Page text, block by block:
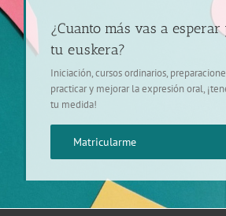
¿Cuanto más vas a
tu euskera?
Iniciación, cursos ordinarios,
practicar y mejorar la expresión oral,
tu medida!
Matricularme